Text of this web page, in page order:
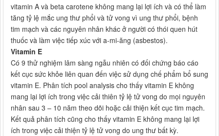
vitamin A và beta carotene không mang lại lợi ích và có thể làm
tăng tỷ lệ mắc ung thư phổi và tử vong vì ung thư phổi, bệnh
tim mạch và các nguyên nhân khác ở người có thói quen hút
thuốc và làm việc tiếp xúc với a-mi-ăng (asbestos).
Vitamin E
Có 9 thử nghiệm lâm sàng ngẫu nhiên có đối chứng báo cáo
kết cục sức khỏe liên quan đến việc sử dụng chế phẩm bổ sung
vitamin E. Phân tích pool analysis cho thấy vitamin E không
mang lại lợi ích trong việc cải thiên tỷ lệ tử vong do mọi nguyên
nhân sau 3 – 10 năm theo dõi hoặc cải thiện kết cục tim mạch.
Kết quả phân tích cũng cho thấy vitamin E không mang lại lợi
ích trong việc cải thiện tỷ lệ tử vong do ung thư bất kỳ.